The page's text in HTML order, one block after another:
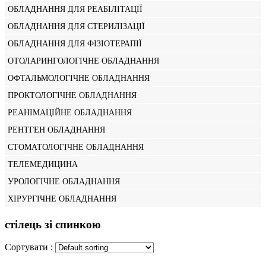
ОБЛАДНАННЯ ДЛЯ РЕАБІЛІТАЦІЇ
ОБЛАДНАННЯ ДЛЯ СТЕРИЛІЗАЦІЇ
ОБЛАДНАННЯ ДЛЯ ФІЗІОТЕРАПІЇ
ОТОЛАРИНГОЛОГІЧНЕ ОБЛАДНАННЯ
ОФТАЛЬМОЛОГІЧНЕ ОБЛАДНАННЯ
ПРОКТОЛОГІЧНЕ ОБЛАДНАННЯ
РЕАНІМАЦІЙНЕ ОБЛАДНАННЯ
РЕНТГЕН ОБЛАДНАННЯ
СТОМАТОЛОГІЧНЕ ОБЛАДНАННЯ
ТЕЛЕМЕДИЦИНА
УРОЛОГІЧНЕ ОБЛАДНАННЯ
ХІРУРГІЧНЕ ОБЛАДНАННЯ
стілець зі спинкою
Сортувати :